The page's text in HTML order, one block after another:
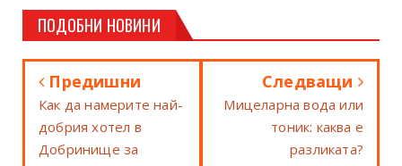
ПОДОБНИ НОВИНИ
Предишни
Как да намерите най-
добрия хотел в
Добринище за
Следващи
Мицеларна вода или
тоник: каква е
разликата?